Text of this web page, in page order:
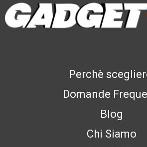
Perchè
Domande
Blog
Chi Siamo